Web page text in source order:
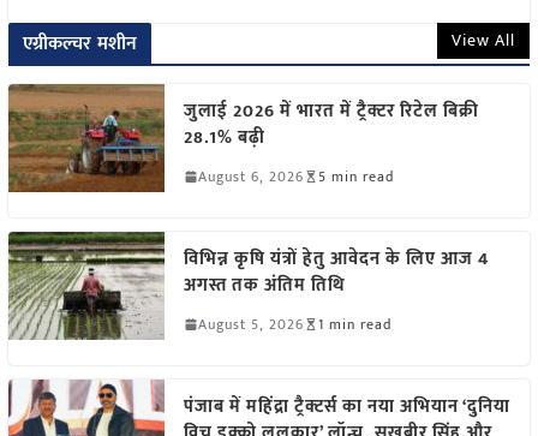
एग्रीकल्चर मशीन View All
जुलाई 2026 में भारत में ट्रैक्टर रिटेल बिक्री
28.1% बढ़ी
August 6, 2026 5 min read
विभिन्न कृषि यंत्रों हेतु आवेदन के लिए आज 4
अगस्त तक अंतिम तिथि
August 5, 2026 1 min read
पंजाब में महिंद्रा ट्रैक्टर्स का नया अभियान ‘दुनिया